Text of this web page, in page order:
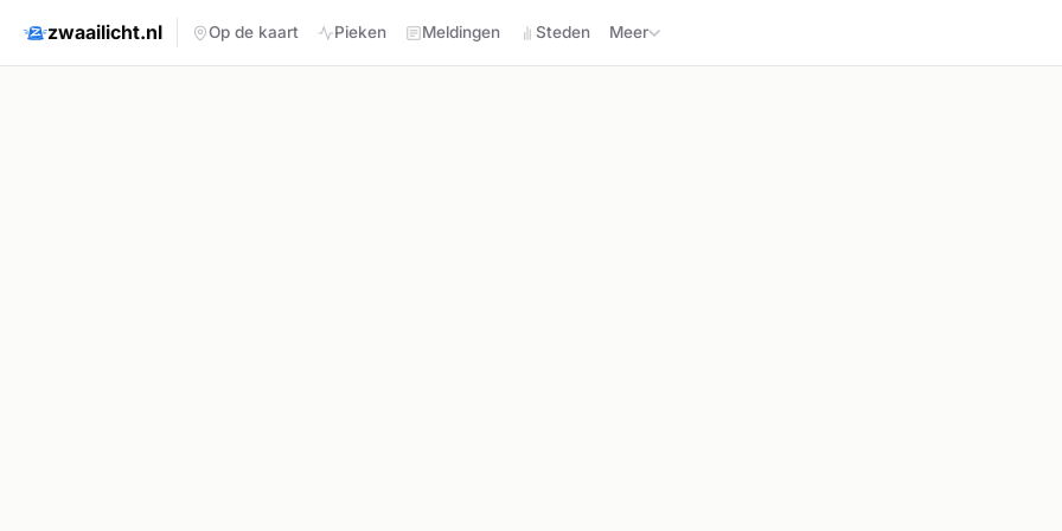
zwaailicht.nl Op de kaart Pieken Meldingen Steden Meer